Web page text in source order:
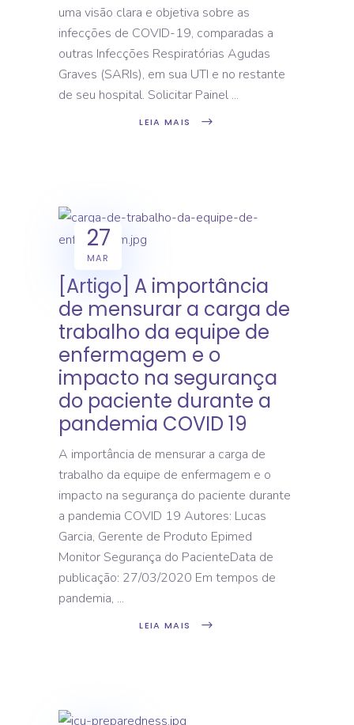
uma visão clara e objetiva sobre as
infecções de COVID-19, comparadas a
outras Infecções Respiratórias Agudas
Graves (SARIs), em sua UTI e no restante
de seu hospital. Solicitar Painel
LEIA MAIS
27
MAR
[Artigo] A importância
de mensurar a carga de
trabalho da equipe de
enfermagem e o
impacto na segurança
do paciente durante a
pandemia COVID 19
A importância de mensurar a carga de
trabalho da equipe de enfermagem e o
impacto na segurança do paciente durante
a pandemia COVID 19 Autores: Lucas
Garcia, Gerente de Produto Epimed
Monitor Segurança do PacienteData de
publicação: 27/03/2020 Em tempos de
pandemia,
LEIA MAIS